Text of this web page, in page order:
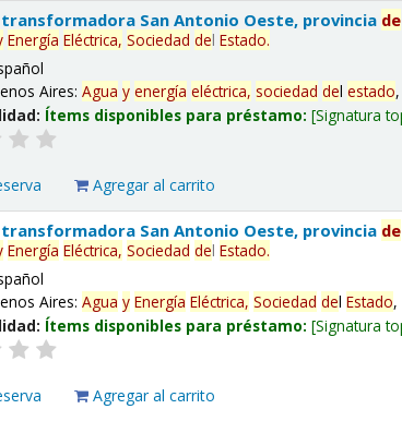
San Antonio Oeste, provincia de
Energía Eléctrica, Sociedad delEstado.
Aires:Agua y energía eléctrica, sociedad delestado
Ítems disponibles para préstamo: Signatura
Agregar al carrito
San Antonio Oeste, provincia de
Energía Eléctrica, Sociedad delEstado.
Aires:Agua y Energía Eléctrica, Sociedad delEstado,
Ítems disponibles para préstamo: Signatura
Agregar al carrito